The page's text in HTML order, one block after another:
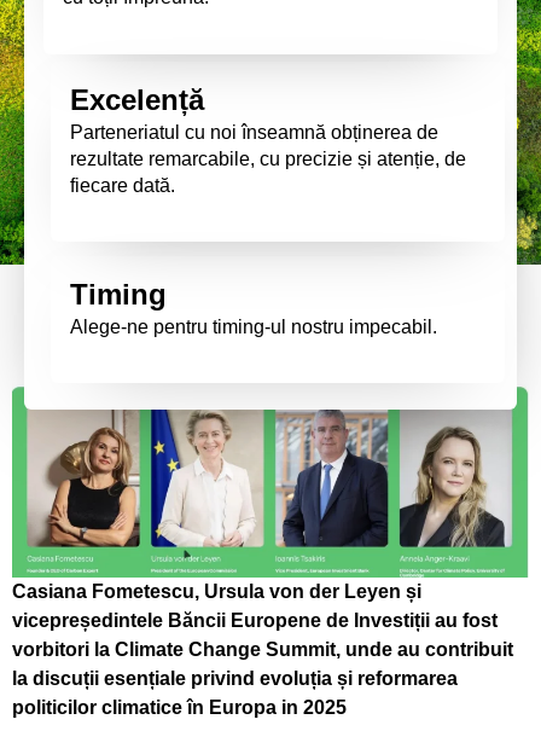
Excelență
Parteneriatul cu noi înseamnă obținerea de
rezultate remarcabile, cu precizie și atenție, de
fiecare dată.
Timing
Alege-ne pentru timing-ul nostru impecabil.
Casiana Fometescu, Ursula von der Leyen și
vicepreședintele Băncii Europene de Investiții au fost
vorbitori la Climate Change Summit, unde au contribuit
la discuții esențiale privind evoluția și reformarea
politicilor climatice în Europa in 2025